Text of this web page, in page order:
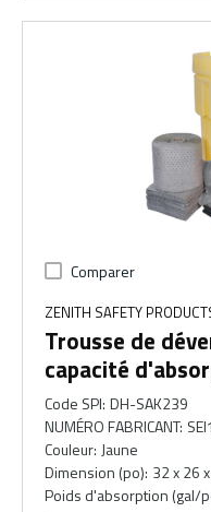
Comparer
ZENITH SAFETY
Trousse de
capacité
Code SPI: DH-SAK239
NUMÉRO FABRICANT:
Couleur: Jaune
Dimension (po): 32 x 26
Poids d'absorption (gal/